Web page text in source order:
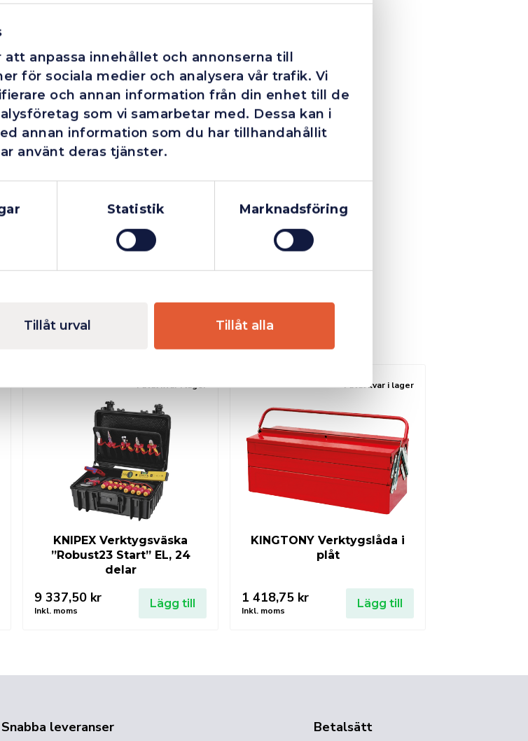
anpassa innehållet och annonserna till
för sociala medier och analysera vår trafik. Vi
och annan information från din enhet till de
som vi samarbetar med. Dessa kan i
annan information som du har tillhandahållit
använt deras tjänster.
Statistik Marknadsföring
Tillåt urval Tillåt alla
ena sidan av locket samt
och en dokumentficka
uppdelbart genom
350mm – Mått höjd
515mm 480mm
Fåtal kvar i lager
KNIPEX Verktygsväska
”Robust23 Start” EL, 24
delar
9 337,50 kr
Inkl. moms
Lägg till
Fåtal kvar i lager
KINGTONY Verktygslåda i
plåt
1 418,75 kr
Inkl. moms
Lägg till
Snabba leveranser Betalsätt